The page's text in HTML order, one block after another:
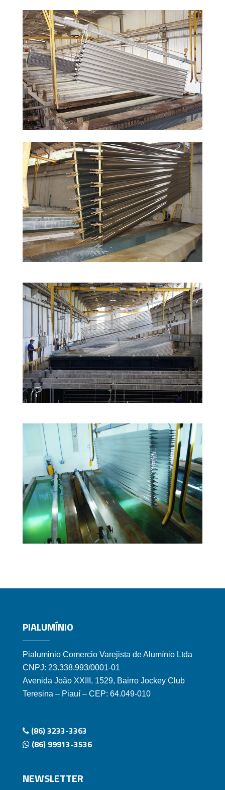
PIALUMÍNIO
Pialuminio Comercio Varejista de Alumínio Ltda
CNPJ: 23.338.993/0001-01
Avenida João XXIII, 1529, Bairro Jockey Club
Teresina – Piauí – CEP: 64.049-010
(86) 3233-3363
(86) 99913-3536
NEWSLETTER